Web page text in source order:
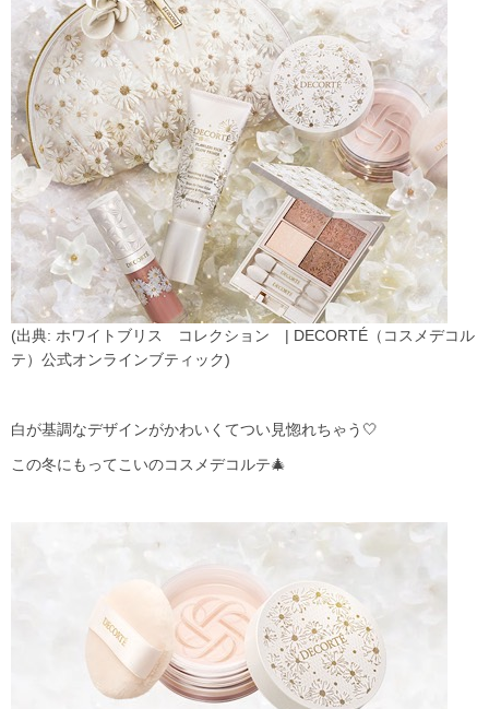
(出典: ホワイトブリス コレクション | DECORTÉ（コスメデコル
テ）公式オンラインブティック)
白が基調なデザインがかわいくてつい見惚れちゃう🤍
この冬にもってこいのコスメデコルテ🎄